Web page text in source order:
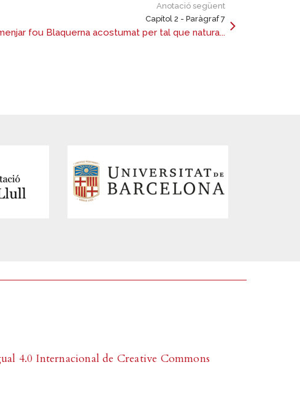
Anotació següent
Capítol 2 - Paràgraf 7
fou Blaquerna acostumat per tal que natura...
4.0 Internacional de Creative Commons